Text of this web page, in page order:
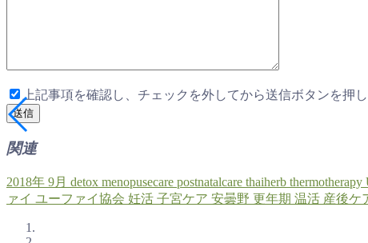
上記事項を確認し、チェックを外してから送信ボタンを押し
関連
2018年 9月 detox menopusecare postnatalcare thaiherb thermotherapy
ァイ ユーファイ協会 妊活 子宮ケア 安曇野 更年期 温活 産後ケ